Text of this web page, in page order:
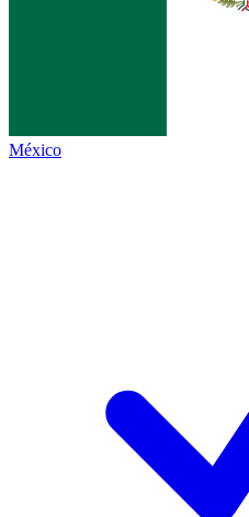
México